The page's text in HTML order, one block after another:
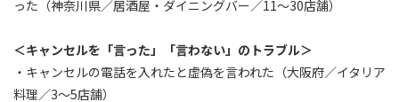
った（神奈川県／居酒屋・ダイニングバー／11～30店舗）
＜キャンセルを「言った」「言わない」のトラブル＞
・キャンセルの電話を入れたと虚偽を言われた（大阪府／イタリア
料理／3～5店舗）